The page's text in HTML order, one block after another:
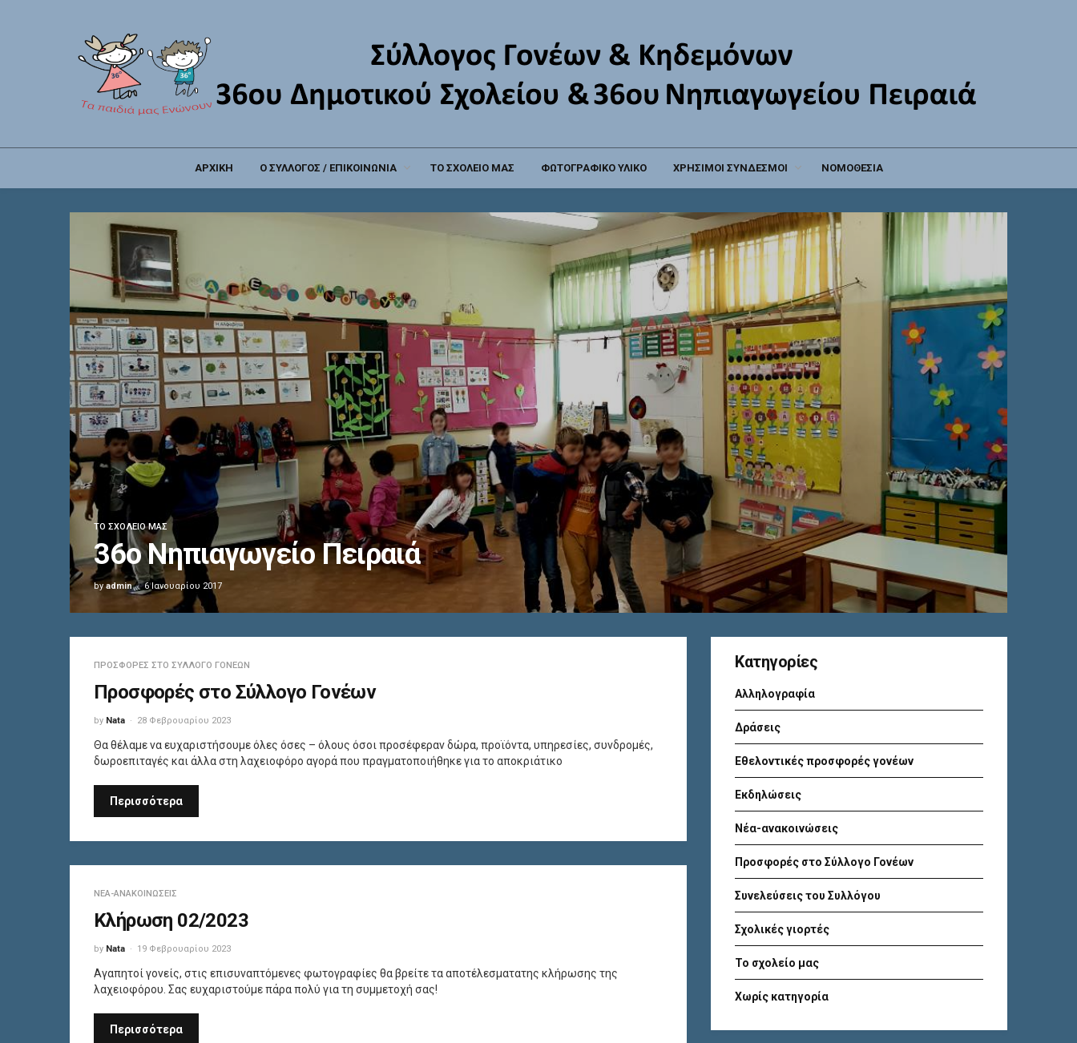
ΑΡΧΙΚΗ Ο ΣΥΛΛΟΓΟΣ / ΕΠΙΚΟΙΝΩΝΙΑ ΤΟ ΣΧΟΛΕΙΟ ΜΑΣ ΦΩΤΟΓΡΑΦΙΚΟ ΥΛΙΚΟ ΧΡΗΣΙΜΟΙ ΣΥΝΔΕΣΜΟΙ ΝΟΜΟΘΕΣΙΑ
36ο Δημοτικό σχολείο
ΠΡΟΣΦΟΡΈΣ ΣΤΟ ΣΎΛΛΟΓΟ ΓΟΝΈΩΝ
Προσφορές στο Σύλλογο Γονέων
by Nata 28 Φεβρουαρίου 2023
Θα θέλαμε να ευχαριστήσουμε όλες όσες – όλους όσοι προσέφεραν δώρα, προϊόντα, υπηρεσίες, συνδρομές,
δωροεπιταγές και άλλα στη λαχειοφόρο αγορά που πραγματοποιήθηκε για το αποκριάτικο
Περισσότερα
ΝΈΑ-ΑΝΑΚΟΙΝΏΣΕΙΣ
Κλήρωση 02/2023
by Nata 19 Φεβρουαρίου 2023
Αγαπητοί γονείς, στις επισυναπτόμενες φωτογραφίες θα βρείτε τα αποτέλεσματατης κλήρωσης της
λαχειοφόρου. Σας ευχαριστούμε πάρα πολύ για τη συμμετοχή σας!
Περισσότερα
Kατηγορίες
Αλληλογραφία
Δράσεις
Εθελοντικές προσφορές γονέων
Εκδηλώσεις
Νέα-ανακοινώσεις
Προσφορές στο Σύλλογο Γονέων
Συνελεύσεις του Συλλόγου
Σχολικές γιορτές
Το σχολείο μας
Χωρίς κατηγορία